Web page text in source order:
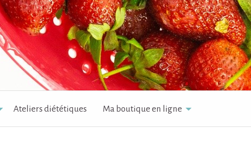
Ateliers diététiques Ma boutique en ligne